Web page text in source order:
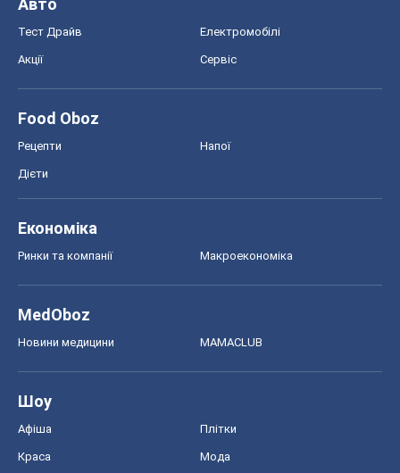
Авто
Тест Драйв Електромобілі
Акції Сервіс
Food Oboz
Рецепти Напої
Дієти
Економіка
Ринки та компанії Макроекономіка
MedOboz
Новини медицини MAMACLUB
Шоу
Афіша Плітки
Краса Мода